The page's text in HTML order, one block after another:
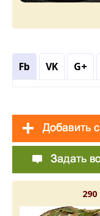
Fb VK G+